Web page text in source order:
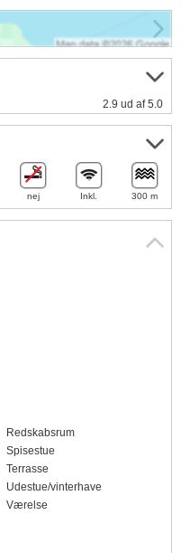
Redskabsrum
Spisestue
Terrasse
Udestue/vinterhave
Værelse
2.9 ud af 5.0
nej Inkl. 300 m